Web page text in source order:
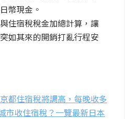
幣現金。
住宿稅稅金加總計算，讓
如其來的開銷打亂行程安
都住宿稅將調高，每晚收多
市收住宿稅？一覽最新日本